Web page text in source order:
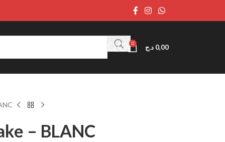
0 0,00 د.ج
– BLANC